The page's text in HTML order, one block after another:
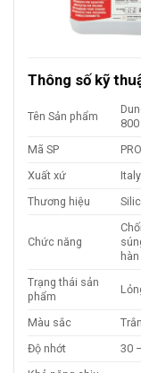
Thông số kỹ
Tên Sản phẩm
800
Mã SP
Xuất xứ
Italy
Thương hiệu
Chức năng
Trạng thái sản
phẩm
Màu sắc
Độ nhớt
30